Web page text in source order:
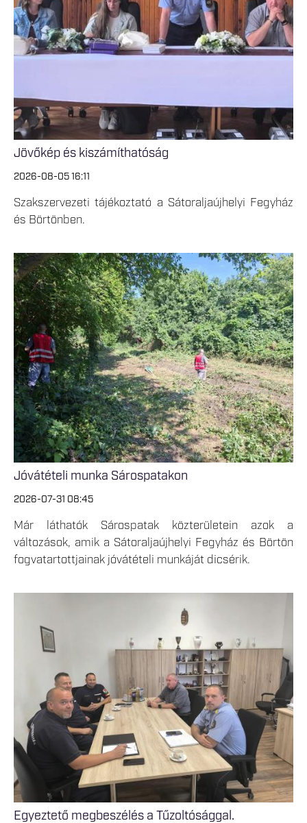
Jövőkép és kiszámíthatóság
2026-08-05 16:11
Szakszervezeti tájékoztató a Sátoraljaújhelyi Fegyház
és Börtönben.
Jóvátételi munka Sárospatakon
2026-07-31 08:45
Már láthatók Sárospatak közterületein azok a
változások, amik a Sátoraljaújhelyi Fegyház és Börtön
fogvatartottjainak jóvátételi munkáját dicsérik.
Egyeztető megbeszélés a Tűzoltósággal.